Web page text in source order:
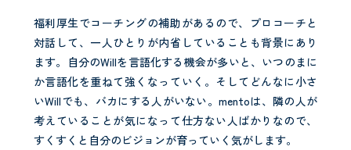
福利厚生でコーチングの補助があるので、プロコーチと
対話して、一人ひとりが内省していることも背景にあり
ます。自分のWillを言語化する機会が多いと、いつのまに
か言語化を重ねて強くなっていく。そしてどんなに小さ
いWillでも、バカにする人がいない。mentoは、隣の人が
考えていることが気になって仕方ない人ばかりなので、
すくすくと自分のビジョンが育っていく気がします。